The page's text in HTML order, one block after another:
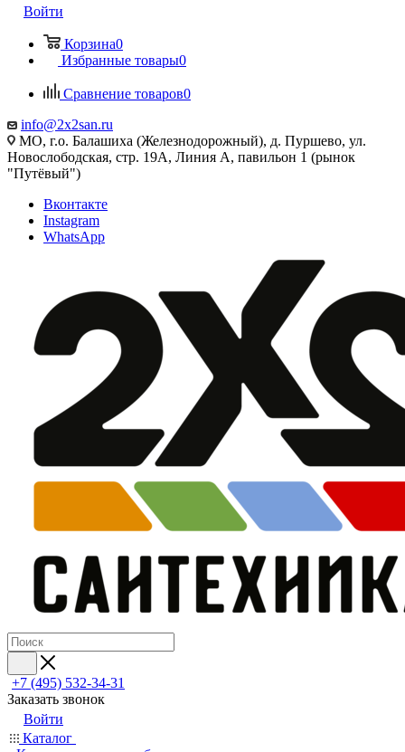
Войти
Корзина0
Избранные товары0
Сравнение товаров0
info@2x2san.ru
МО, г.о. Балашиха (Железнодорожный), д. Пуршево, ул.
Новослободская, стр. 19А, Линия А, павильон 1 (рынок
"Путёвый")
Вконтакте
Instagram
WhatsApp
+7 (495) 532‑34‑31
Заказать звонок
Войти
Каталог